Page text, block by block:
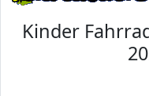
Kinder